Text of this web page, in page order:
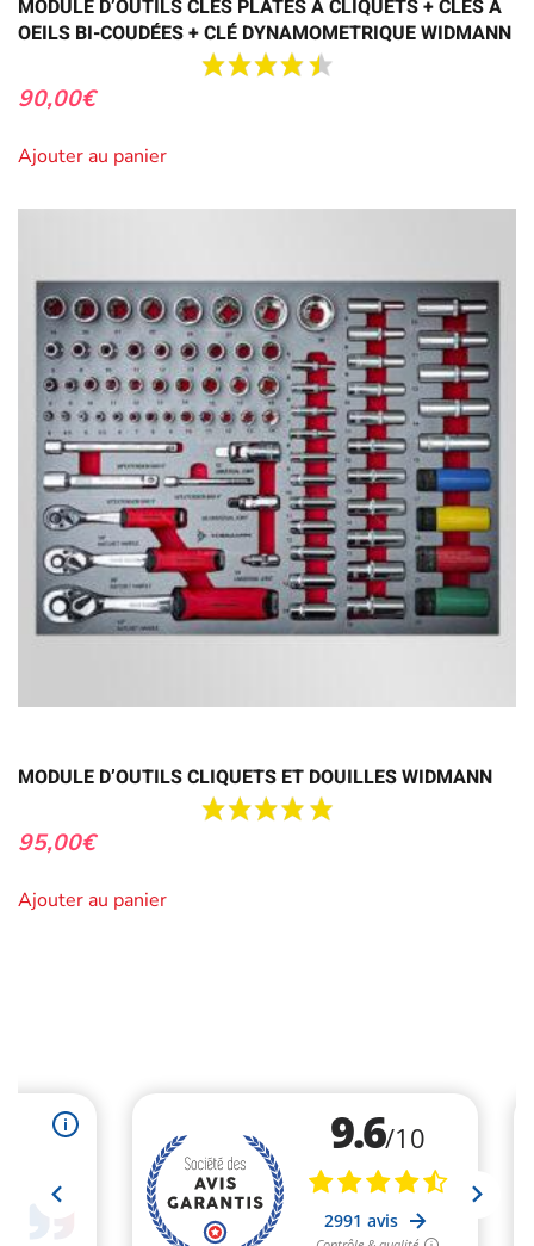
MODULE D’OUTILS CLÉS PLATES A CLIQUETS + CLÉS A
OEILS BI-COUDÉES + CLÉ DYNAMOMETRIQUE WIDMANN
90,00€
Ajouter au panier
MODULE D’OUTILS CLIQUETS ET DOUILLES WIDMANN
95,00€
Ajouter au panier